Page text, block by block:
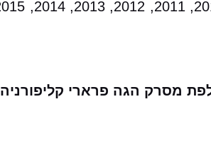
מסרק הגה פרארי קליפורניה